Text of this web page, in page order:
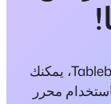
قل وداعًا للجداول المملة. باستخدام Tableberg، يمكنك
محرر